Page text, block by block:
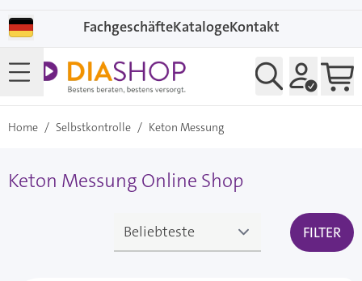
FachgeschäfteKatalogeKontakt
Home / Selbstkontrolle / Keton Messung
Keton Messung Online Shop
FILTER